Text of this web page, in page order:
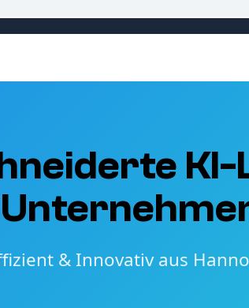
& Innovativ aus